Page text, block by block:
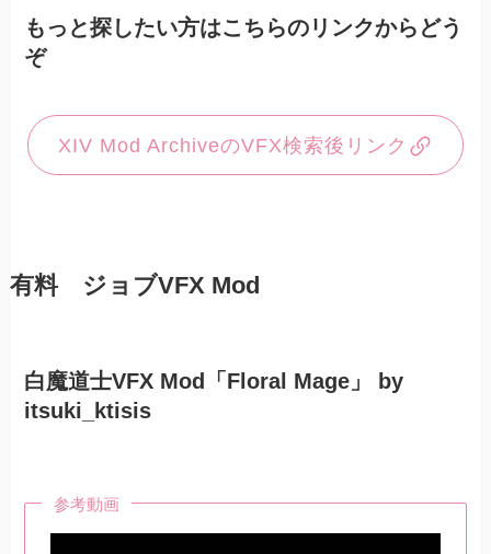
もっと探したい方はこちらのリンクからどう
ぞ
XIV Mod ArchiveのVFX検索後リンク
有料 ジョブVFX Mod
白魔道士VFX Mod「Floral Mage」 by
itsuki_ktisis
参考動画